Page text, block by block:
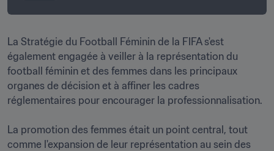
La Stratégie du Football Féminin de la FIFA s'est
également engagée à veiller à la représentation du
football féminin et des femmes dans les principaux
organes de décision et à affiner les cadres
réglementaires pour encourager la professionnalisation.
La promotion des femmes était un point central, tout
comme l'expansion de leur représentation au sein des